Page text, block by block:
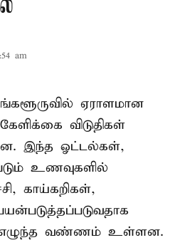
am
ஏராளமான
விடுதிகள்
இந்த ஓட்டல்கள்,
உணவுகளில்
, காய்கறிகள்,
எழுந்த வண்ணம் உள்ளன.